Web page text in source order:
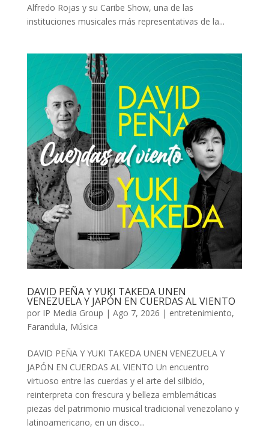
Alfredo Rojas y su Caribe Show, una de las
instituciones musicales más representativas de la...
DAVID PEÑA Y YUKI TAKEDA UNEN
VENEZUELA Y JAPÓN EN CUERDAS AL VIENTO
por IP Media Group | Ago 7, 2026 | entretenimiento,
Farandula, Música
DAVID PEÑA Y YUKI TAKEDA UNEN VENEZUELA Y
JAPÓN EN CUERDAS AL VIENTO Un encuentro
virtuoso entre las cuerdas y el arte del silbido,
reinterpreta con frescura y belleza emblemáticas
piezas del patrimonio musical tradicional venezolano y
latinoamericano, en un disco...